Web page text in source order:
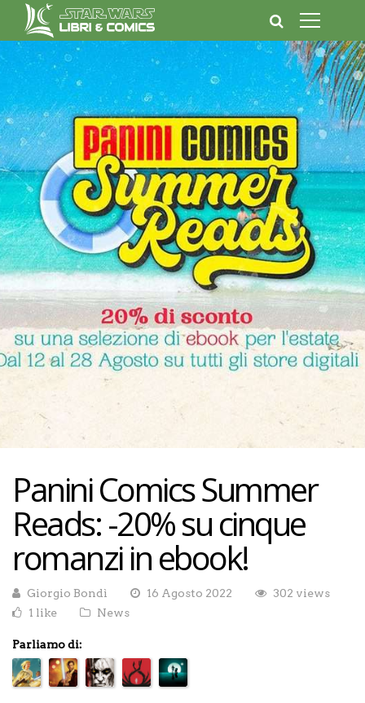
Panini Comics Summer
Reads: -20% su cinque
romanzi in ebook!
Giorgio Bondì 16 Agosto 2022
302 views
1 like
News
Parliamo di: